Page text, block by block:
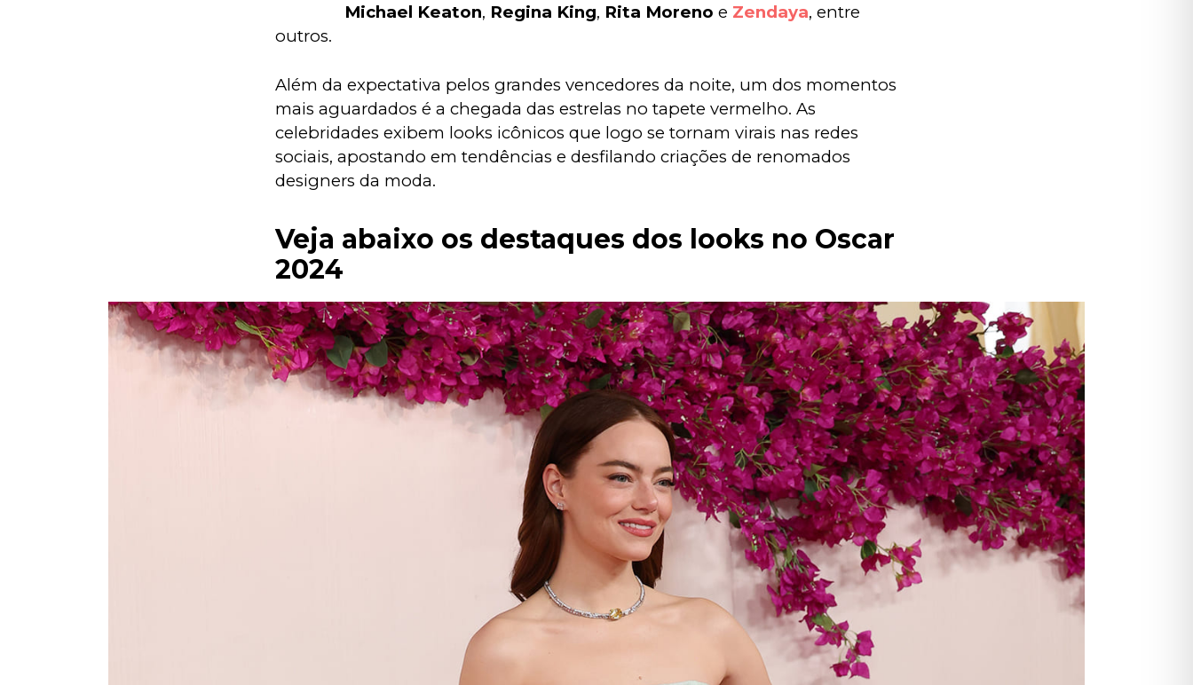
Michael Keaton, Regina King, Rita Moreno e Zendaya, entre
outros.
Além da expectativa pelos grandes vencedores da noite, um dos momentos
mais aguardados é a chegada das estrelas no tapete vermelho. As
celebridades exibem looks icônicos que logo se tornam virais nas redes
sociais, apostando em tendências e desfilando criações de renomados
designers da moda.
Veja abaixo os destaques dos looks no Oscar
2024